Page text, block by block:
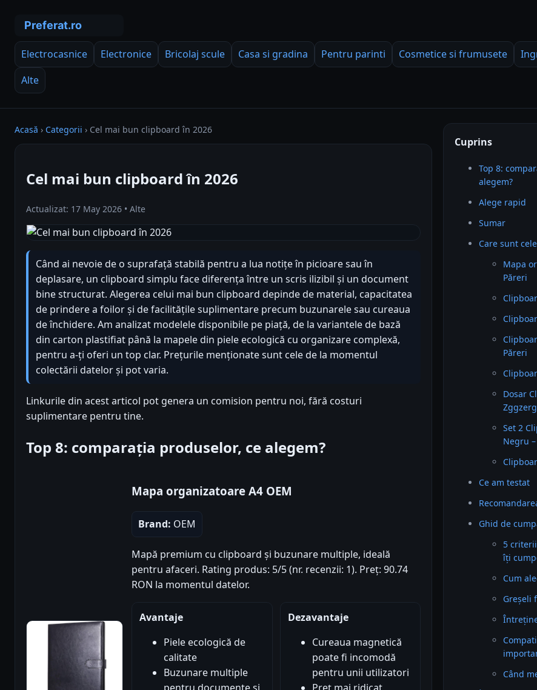
Electrocasnice Electronice Bricolaj scule Casa si gradina Pentru parinti Cosmetice si frumusete
Alte
Acasă › Categorii › Cel mai bun clipboard în 2026
Cel mai bun clipboard în 2026
Actualizat: 17 May 2026 • Alte
Când ai nevoie de o suprafață stabilă pentru a lua notițe în picioare sau în
deplasare, un clipboard simplu face diferența între un scris ilizibil și un document
bine structurat. Alegerea celui mai bun clipboard depinde de material, capacitatea
de prindere a foilor și de facilitățile suplimentare precum buzunarele sau cureaua
de închidere. Am analizat modelele disponibile pe piață, de la variantele de bază
din carton plastifiat până la mapele din piele ecologică cu organizare complexă,
pentru a-ți oferi un top clar. Prețurile menționate sunt cele de la momentul
colectării datelor și pot varia.
Linkurile din acest articol pot genera un comision pentru noi, fără costuri
suplimentare pentru tine.
Top 8: comparația produselor, ce alegem?
Mapa organizatoare A4 OEM
Brand: OEM
Mapă premium cu clipboard și buzunare multiple, ideală
pentru afaceri. Rating produs: 5/5 (nr. recenzii: 1). Preț: 90.74
RON la momentul datelor.
Avantaje
Piele ecologică de
calitate
Buzunare multiple
Dezavantaje
Cureaua magnetică
poate fi incomodă
pentru unii utilizatori
Cuprins
Top 8:
alegem?
Alege rapid
Sumar
Care sunt
Mapa
Păreri
Păreri
Dosar
Set 2
Negru
Ce am testat
Ghid de
5
îți
Cum
Greșeli
Când